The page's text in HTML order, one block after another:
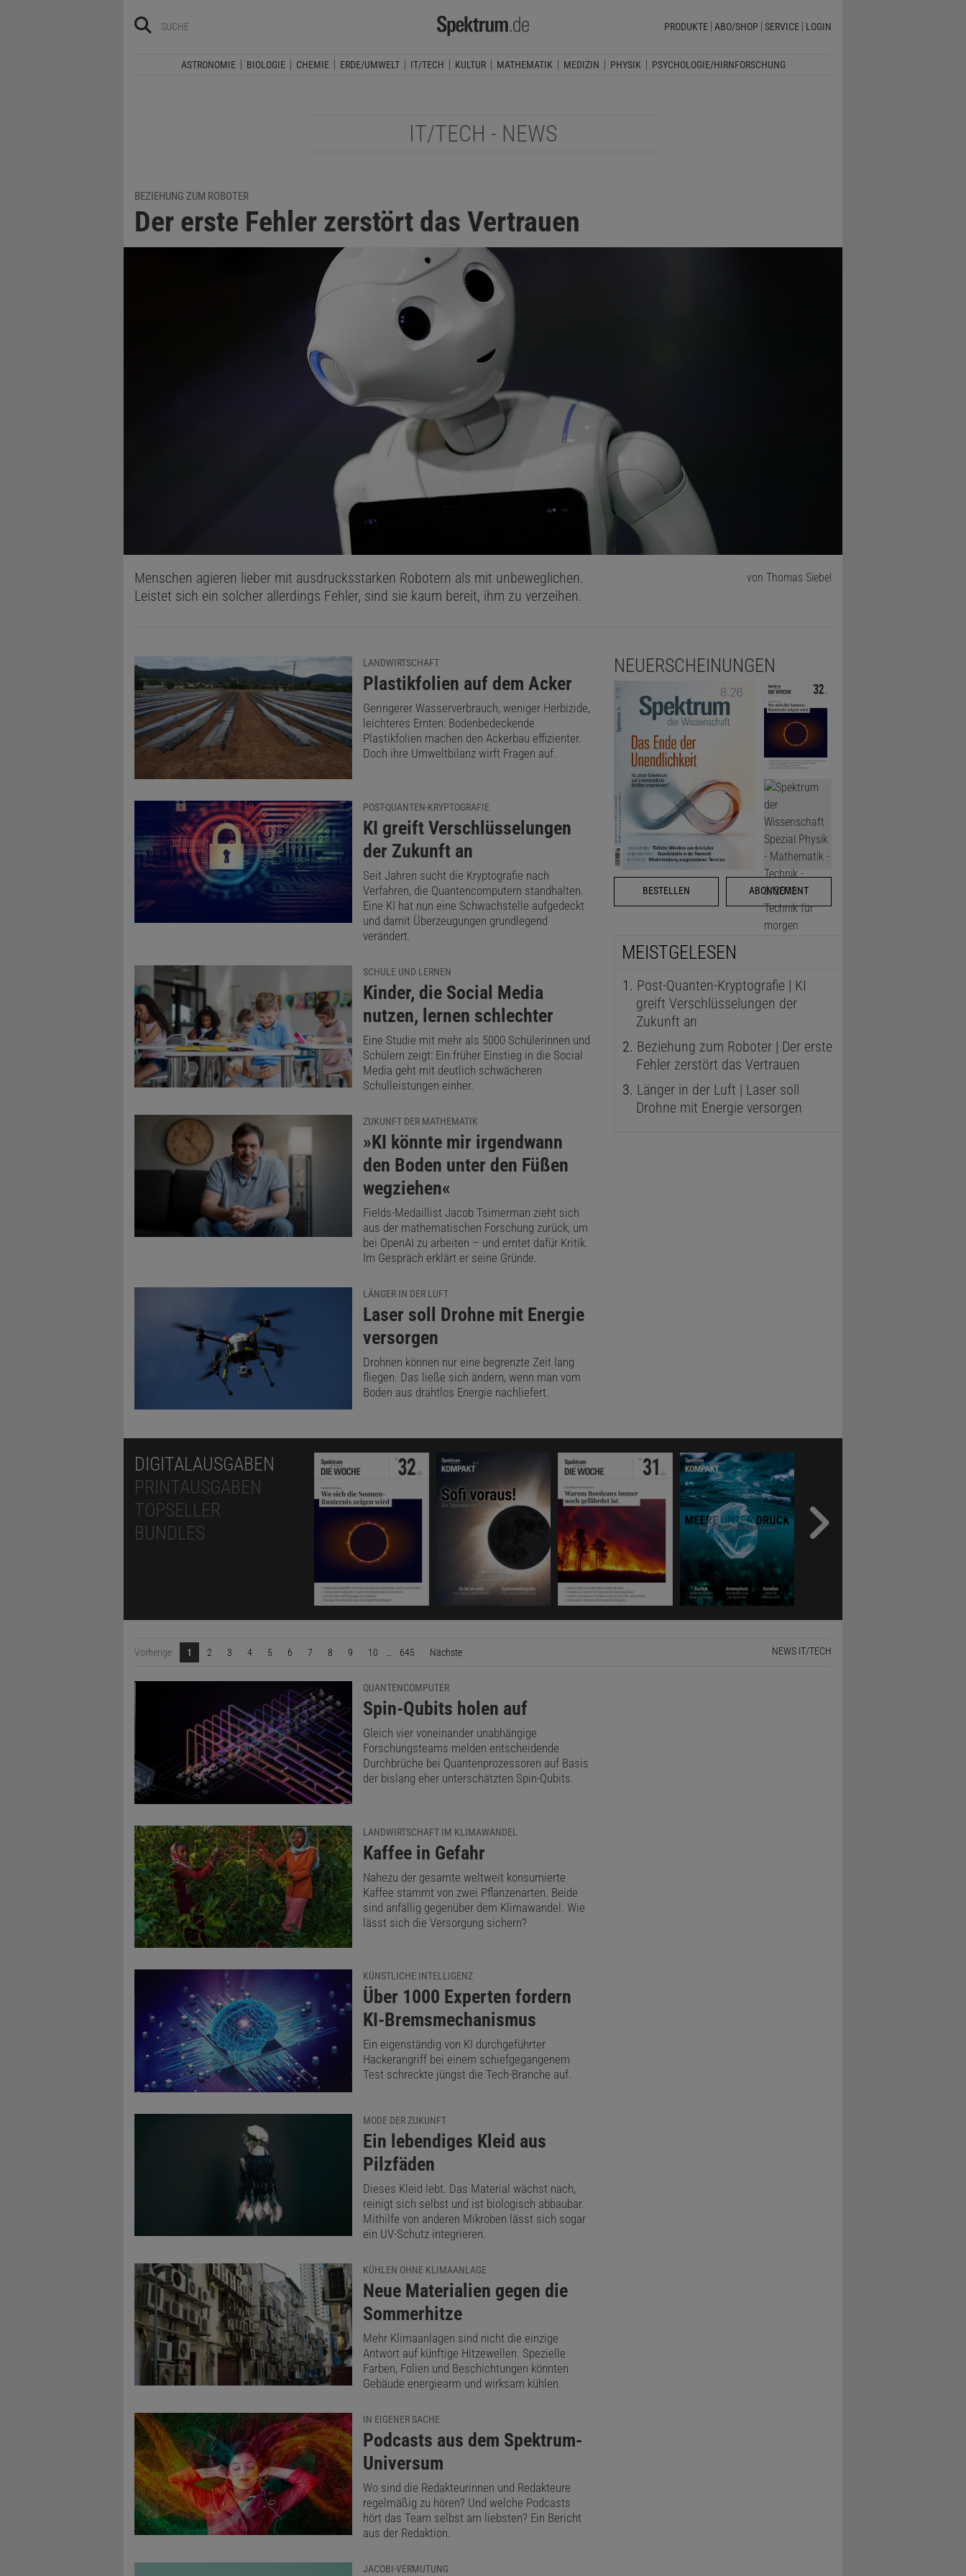
PRODUKTE ABO/SHOP SERVICE LOGIN
ASTRONOMIE BIOLOGIE CHEMIE ERDE/UMWELT IT/TECH KULTUR MATHEMATIK MEDIZIN PHYSIK PSYCHOLOGIE/HIRNFORSCHUNG
IT/TECH - NEWS
BEZIEHUNG ZUM ROBOTER
Der erste Fehler zerstört das Vertrauen
Menschen agieren lieber mit ausdrucksstarken Robotern als mit unbeweglichen.
Leistet sich ein solcher allerdings Fehler, sind sie kaum bereit, ihm zu verzeihen.
von Thomas Siebel
LANDWIRTSCHAFT
:
Plastikfolien auf dem Acker
Geringerer Wasserverbrauch, weniger Herbizide,
leichteres Ernten: Bodenbedeckende
Plastikfolien machen den Ackerbau effizienter.
Doch ihre Umweltbilanz wirft Fragen auf.
POST-QUANTEN-KRYPTOGRAFIE
:
KI greift Verschlüsselungen
der Zukunft an
Seit Jahren sucht die Kryptografie nach
Verfahren, die Quantencomputern standhalten.
Eine KI hat nun eine Schwachstelle aufgedeckt
und damit Überzeugungen grundlegend
verändert.
SCHULE UND LERNEN
:
Kinder, die Social Media
nutzen, lernen schlechter
Eine Studie mit mehr als 5000 Schülerinnen und
Schülern zeigt: Ein früher Einstieg in die Social
Media geht mit deutlich schwächeren
Schulleistungen einher.
ZUKUNFT DER MATHEMATIK
:
»KI könnte mir irgendwann
den Boden unter den Füßen
wegziehen«
Fields-Medaillist Jacob Tsimerman zieht sich
aus der mathematischen Forschung zurück, um
bei OpenAI zu arbeiten – und erntet dafür Kritik.
Im Gespräch erklärt er seine Gründe.
LÄNGER IN DER LUFT
:
Laser soll Drohne mit Energie
versorgen
Drohnen können nur eine begrenzte Zeit lang
fliegen. Das ließe sich ändern, wenn man vom
Boden aus drahtlos Energie nachliefert.
NEUERSCHEINUNGEN
BESTELLEN ABONNEMENT
MEISTGELESEN
Post-Quanten-Kryptografie | KI
greift Verschlüsselungen der
Zukunft an
Beziehung zum Roboter | Der erste
Fehler zerstört das Vertrauen
Länger in der Luft | Laser soll
Drohne mit Energie versorgen
DIGITALAUSGABEN
PRINTAUSGABEN
TOPSELLER
BUNDLES
Vorherige 1 2 3 4 5 6 7 8 9 10 645 Nächste NEWS IT/TECH
QUANTENCOMPUTER
:
Spin-Qubits holen auf
Gleich vier voneinander unabhängige
Forschungsteams melden entscheidende
Durchbrüche bei Quantenprozessoren auf Basis
der bislang eher unterschätzten Spin-Qubits.
LANDWIRTSCHAFT IM KLIMAWANDEL
:
Kaffee in Gefahr
Nahezu der gesamte weltweit konsumierte
Kaffee stammt von zwei Pflanzenarten. Beide
sind anfällig gegenüber dem Klimawandel. Wie
lässt sich die Versorgung sichern?
KÜNSTLICHE INTELLIGENZ
:
Über 1000 Experten fordern
KI-Bremsmechanismus
Ein eigenständig von KI durchgeführter
Hackerangriff bei einem schiefgegangenem
Test schreckte jüngst die Tech-Branche auf.
MODE DER ZUKUNFT
:
Ein lebendiges Kleid aus
Pilzfäden
Dieses Kleid lebt. Das Material wächst nach,
reinigt sich selbst und ist biologisch abbaubar.
Mithilfe von anderen Mikroben lässt sich sogar
ein UV-Schutz integrieren.
KÜHLEN OHNE KLIMAANLAGE
:
Neue Materialien gegen die
Sommerhitze
Mehr Klimaanlagen sind nicht die einzige
Antwort auf künftige Hitzewellen. Spezielle
Farben, Folien und Beschichtungen könnten
Gebäude energiearm und wirksam kühlen.
IN EIGENER SACHE
:
Podcasts aus dem Spektrum-
Universum
Wo sind die Redakteurinnen und Redakteure
regelmäßig zu hören? Und welche Podcasts
hört das Team selbst am liebsten? Ein Bericht
aus der Redaktion.
JACOBI-VERMUTUNG